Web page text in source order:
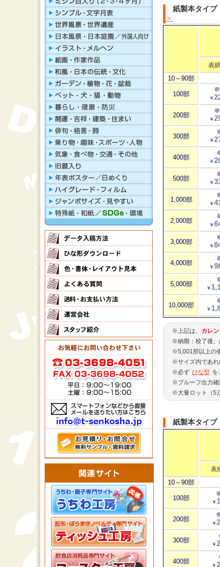
紙製本タイプ
＞
表
10～90部
100部
￥
200部
￥
300部
￥
400部
￥
500部
￥
1,000部
￥
2,000部
￥
3,000部
￥
4,000部
￥
5,000部
￥
10,000部
￥
※上記は、 カレ
※納期：校了後、
※5,001部以上の
※サイズ内であれ
※必ず ひな型 を
※プルーフ出力確
※大量ロット（
紙製本タイプ
表
10～90部
100部
￥
200部
￥
300部
￥
400部
￥